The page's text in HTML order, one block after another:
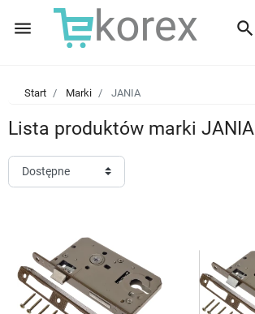
menu search
Start Marki JANIA
Lista produktów marki JANIA